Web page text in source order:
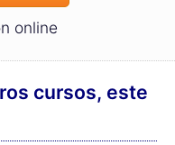
cursos, este